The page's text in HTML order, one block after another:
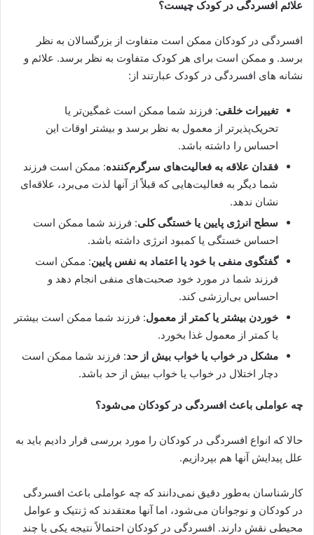
علائم افسردگی در کودک چیست؟
افسردگی در کودکان ممکن است متفاوت از بزرگسالان به نظر
برسد. و ممکن است برای هر کودک متفاوت به نظر برسد. علائم و
نشانه های افسردگی در کودک عبارتند از:
تغییرات خلقی: فرزند شما ممکن است غمگین‌تر یا
تحریک‌پذیرتر از معمول به نظر برسد و بیشتر اوقات این
احساس را داشته باشد.
فقدان علاقه به فعالیت‌های سرگرم‌کننده: ممکن است فرزند
شما دیگر به فعالیت‌هایی که قبلاً از آنها لذت می‌برد، علاقه‌ای
نشان ندهد.
سطح انرژی پایین یا خستگی کلی: فرزند شما ممکن است
احساس خستگی یا کمبود انرژی داشته باشد.
گفتگوی منفی با خود یا اعتماد به نفس پایین: ممکن است
فرزند شما در مورد خود صحبت‌های منفی انجام دهد و
احساس بی‌ارزشی کند.
خوردن بیشتر یا کمتر از معمول: فرزند شما ممکن است بیشتر
یا کمتر از معمول غذا بخورد.
مشکل در خواب یا خواب بیش از حد: فرزند شما ممکن است
دچار اختلال در خواب یا خواب بیش از حد باشد.
چه عواملی باعث افسردگی در کودکان می‌شود؟
حالا که انواع افسردگی در کودکان را مورد بررسی قرار دادیم باید به
علل پیدایش آنها هم بپردازیم.
کارشناسان به‌طور دقیق نمی‌دانند که چه عواملی باعث افسردگی
در کودکان و نوجوانان می‌شود، اما آنها معتقدند که ژنتیک و عوامل
محیطی نقش دارند. افسردگی در کودکان احتمالاً نتیجه یکی یا چند